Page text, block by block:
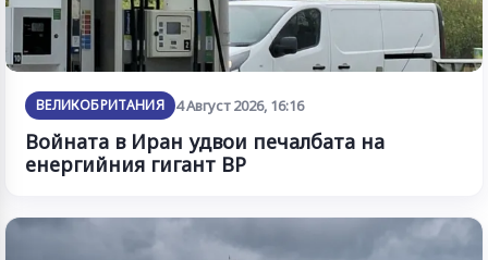
ВЕЛИКОБРИТАНИЯ 4 Август 2026, 16:16
Войната в Иран удвои печалбата на
енергийния гигант BP